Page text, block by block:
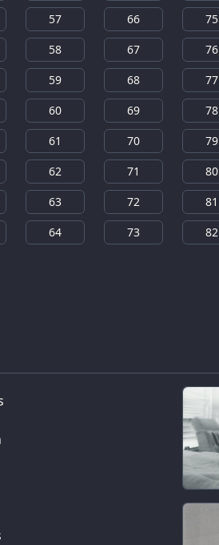
57
58
59
60
61
62
63
64
66
67
68
69
70
71
72
73
75
76
77
78
79
80
81
82